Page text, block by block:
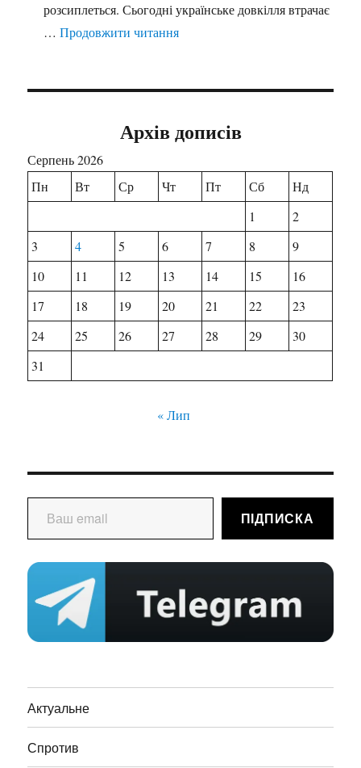
розсиплеться. Сьогодні українське довкілля втрачає
…Продовжити читання"Чому в Україні гинуть бджоли"
Архів дописів
Серпень 2026
Пн
Вт Ср Чт Пт Сб
Нд
1
2
3
4 5 6 7 8
9
10
11 12 13 14 15
16
17
18 19 20 21 22
23
24
25 26 27 28 29
30
31
« Лип
Ваш email
ПІДПИСКА
Актуальне
Спротив